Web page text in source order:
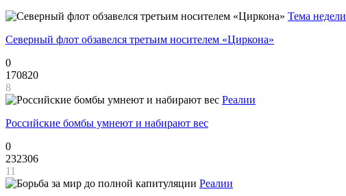
Тема недели
Северный флот обзавелся третьим носителем «Циркона»
0
170820
8
Реалии
Российские бомбы умнеют и набирают вес
0
232306
11
Реалии